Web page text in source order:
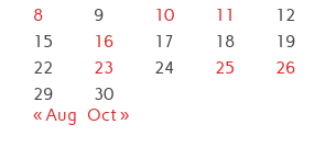
8
9 10 11 12
15
16 17 18 19
22
23 24 25 26
29
30
« Aug
Oct »